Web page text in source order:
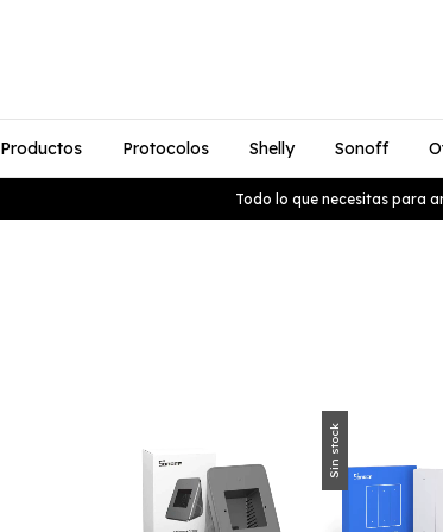
Productos Protocolos Shelly Sonoff
Todo lo que necesitas para
Sin stock